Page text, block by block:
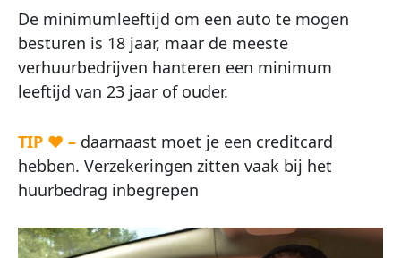
De minimumleeftijd om een auto te mogen
besturen is 18 jaar, maar de meeste
verhuurbedrijven hanteren een minimum
leeftijd van 23 jaar of ouder.
TIP ♥ – daarnaast moet je een creditcard
hebben. Verzekeringen zitten vaak bij het
huurbedrag inbegrepen